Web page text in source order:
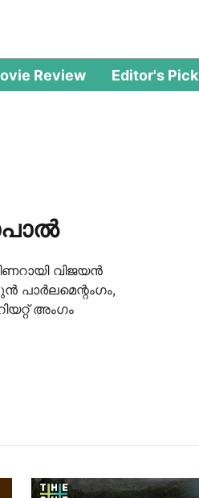
Review Editor's Pick
വിജയന്‍
പാര്‍ലമെന്റംഗം,
സിപിഐഎം സംസ്ഥാന സെക്രട്ടറിയറ്റ് അംഗം